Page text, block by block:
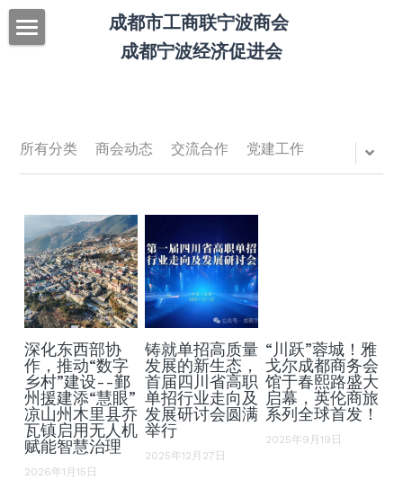
成都市工商联宁波商会
成都宁波经济促进会
商会简介
新闻荟萃
商会动态
会员之窗
人才招聘
天下宁波帮
联系我们
Submit
所有分类 商会动态 交流合作 党建工作
深化东西部协
作，推动“数字
乡村”建设--鄞
州援建添“慧眼”
凉山州木里县乔
瓦镇启用无人机
赋能智慧治理
2026年1月15日
铸就单招高质量
发展的新生态，
首届四川省高职
单招行业走向及
发展研讨会圆满
举行
2025年12月27日
“川跃”蓉城！雅
戈尔成都商务会
馆于春熙路盛大
启幕，英伦商旅
系列全球首发！
2025年9月19日